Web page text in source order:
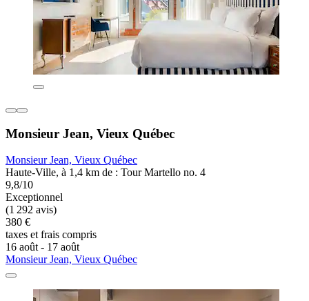
Monsieur Jean, Vieux Québec
Monsieur Jean, Vieux Québec
Haute-Ville, à 1,4 km de : Tour Martello no. 4
9,8/10
Exceptionnel
(1 292 avis)
380 €
taxes et frais compris
16 août - 17 août
Monsieur Jean, Vieux Québec